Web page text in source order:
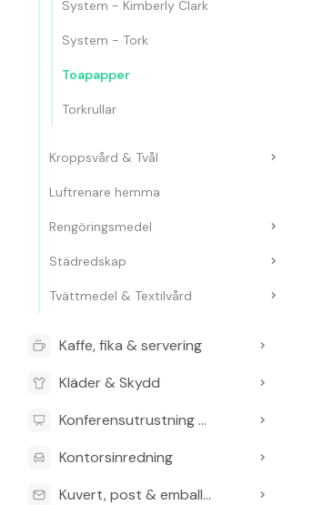
System - Kimberly Clark
System - Tork
Toapapper
Torkrullar
Kroppsvård & Tvål
Luftrenare hemma
Rengöringsmedel
Städredskap
Tvättmedel & Textilvård
Kaffe, fika & servering
Kläder & Skydd
Konferensutrustning & Presentationsutrustning
Kontorsinredning
Kuvert, post & emballage